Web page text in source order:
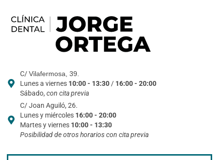
C/Vilafermosa, 39.
Lunes a viernes 10:00 - 13:30 / 16:00 - 20:00
Sábado,con cita previa
C/ Joan Aguiló, 26.
Lunes y miércoles 16:00 - 20:00
Martes y viernes 10:00 - 13:30
Posibilidad de otros horarios con cita previa